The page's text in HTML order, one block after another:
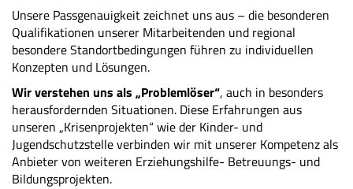
Unsere Passgenauigkeit zeichnet uns aus – die besonderen
Qualifikationen unserer Mitarbeitenden und regional
besondere Standortbedingungen führen zu individuellen
Konzepten und Lösungen.
Wir verstehen uns als „Problemlöser“, auch in besonders
herausfordernden Situationen. Diese Erfahrungen aus
unseren „Krisenprojekten“ wie der Kinder- und
Jugendschutzstelle verbinden wir mit unserer Kompetenz als
Anbieter von weiteren Erziehungshilfe- Betreuungs- und
Bildungsprojekten.